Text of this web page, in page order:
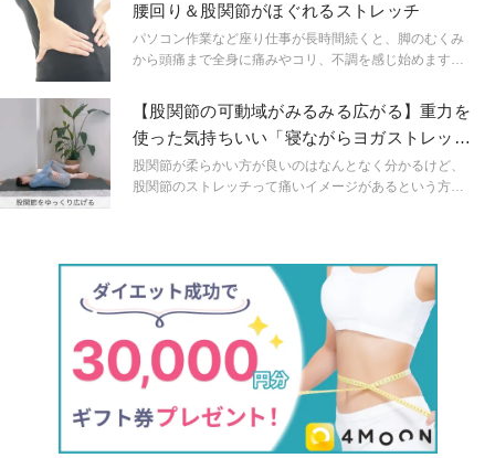
腰回り＆股関節がほぐれるストレッチ
パソコン作業など座り仕事が長時間続くと、脚のむくみ
から頭痛まで全身に痛みやコリ、不調を感じ始めます。
てみましょう。隙間時間に行うだけでも、身体と心の変
化を感じられます！
【股関節の可動域がみるみる広がる】重力を
使った気持ちいい「寝ながらヨガストレッ
チ」
股関節が柔らかい方が良いのはなんとなく分かるけど、
股関節のストレッチって痛いイメージがあるという方は